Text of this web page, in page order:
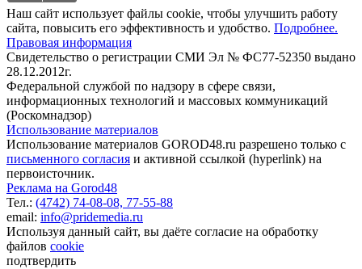
Наш сайт использует файлы cookie, чтобы улучшить работу
сайта, повысить его эффективность и удобство. Подробнее.
Правовая информация
Свидетельство о регистрации СМИ Эл № ФС77-52350 выдано
28.12.2012г.
Федеральной службой по надзору в сфере связи,
информационных технологий и массовых коммуникаций
(Роскомнадзор)
Использование материалов
Использование материалов GOROD48.ru разрешено только с
письменного согласия и активной ссылкой (hyperlink) на
первоисточник.
Реклама на Gorod48
Тел.: (4742) 74-08-08, 77-55-88
email: info@pridemedia.ru
Используя данный сайт, вы даёте согласие на обработку
файлов cookie
подтвердить